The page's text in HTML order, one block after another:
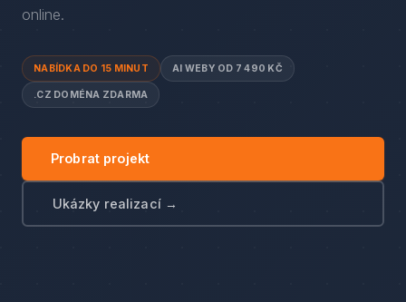
online.
NABÍDKA DO 15 MINUT AI WEBY OD 7 490 KČ
.CZ DOMÉNA ZDARMA
Probrat projekt
Ukázky realizací →